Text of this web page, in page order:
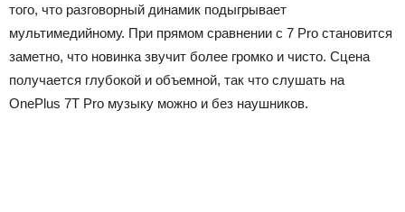
того, что разговорный динамик подыгрывает
мультимедийному. При прямом сравнении с 7 Pro становится
заметно, что новинка звучит более громко и чисто. Сцена
получается глубокой и объемной, так что слушать на
OnePlus 7T Pro музыку можно и без наушников.